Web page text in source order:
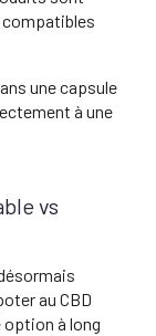
compatibles
une capsule
à une
vs
au CBD
à long